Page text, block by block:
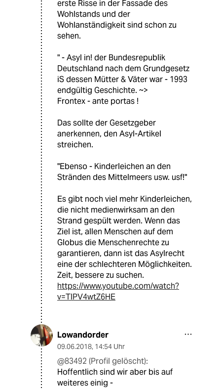
erste Risse in der Fassade des
Wohlstands und der
Wohlanständigkeit sind schon zu
sehen.
" - Asyl in! der Bundesrepublik
Deutschland nach dem Grundgesetz
iS dessen Mütter & Väter war - 1993
endgültig Geschichte. ~>
Frontex - ante portas !
Das sollte der Gesetzgeber
anerkennen, den Asyl-Artikel
streichen.
"Ebenso - Kinderleichen an den
Stränden des Mittelmeers usw. usf!"
Es gibt noch viel mehr Kinderleichen,
die nicht medienwirksam an den
Strand gespült werden. Wenn das
Ziel ist, allen Menschen auf dem
Globus die Menschenrechte zu
garantieren, dann ist das Asylrecht
eine der schlechteren Möglichkeiten.
Zeit, bessere zu suchen.
https://www.youtube.com/watch?
v=TlPV4wtZ6HE
Lowandorder
09.06.2018, 14:54 Uhr
@83492 (Profil gelöscht):
Hoffentlich sind wir aber bis auf
weiteres einig -